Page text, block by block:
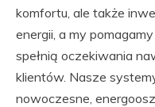
komfortu, ale także
energii, a my
spełnią oczekiwania
klientów. Nasze
nowoczesne,